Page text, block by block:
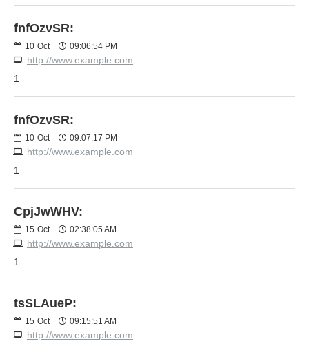
fnfOzvSR:
10 Oct 09:06:54 PM
http://www.example.com
1
fnfOzvSR:
10 Oct 09:07:17 PM
http://www.example.com
1
CpjJwWHV:
15 Oct 02:38:05 AM
http://www.example.com
1
tsSLAueP:
15 Oct 09:15:51 AM
http://www.example.com